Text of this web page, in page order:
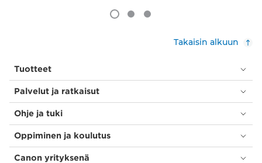
Takaisin alkuun
Tuotteet
Palvelut ja ratkaisut
Ohje ja tuki
Oppiminen ja koulutus
Canon yrityksenä